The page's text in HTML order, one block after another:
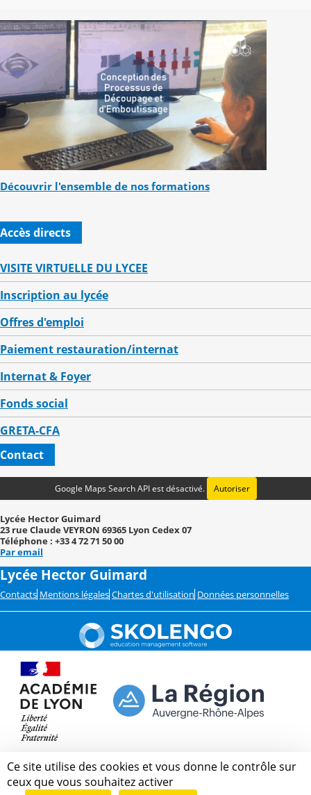
Découvrir l'ensemble de nos formations
Accès directs
VISITE VIRTUELLE DU LYCEE
Inscription au lycée
Offres d'emploi
Paiement restauration/internat
Internat & Foyer
Fonds social
GRETA-CFA
Contact
Google Maps Search API est désactivé. Autoriser
Lycée Hector Guimard
23 rue Claude VEYRON 69365 Lyon Cedex 07
Téléphone : +33 4 72 71 50 00
Par email
Lycée Hector Guimard
Contacts Mentions légales Chartes d'utilisation Données personnelles
Ce site utilise des cookies et vous donne le contrôle sur
ceux que vous souhaitez activer